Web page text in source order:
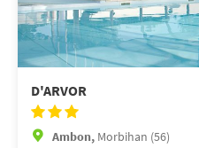
D'ARVOR
Ambon, Morbihan (56)